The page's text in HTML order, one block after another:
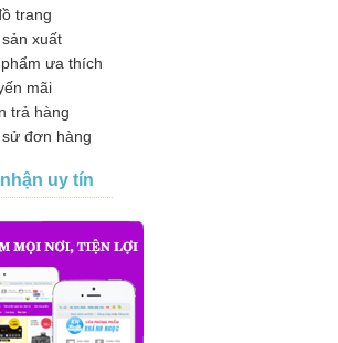
trang
xuất
ưa thích
mãi
trả hàng
sử đơn hàng
uy tín